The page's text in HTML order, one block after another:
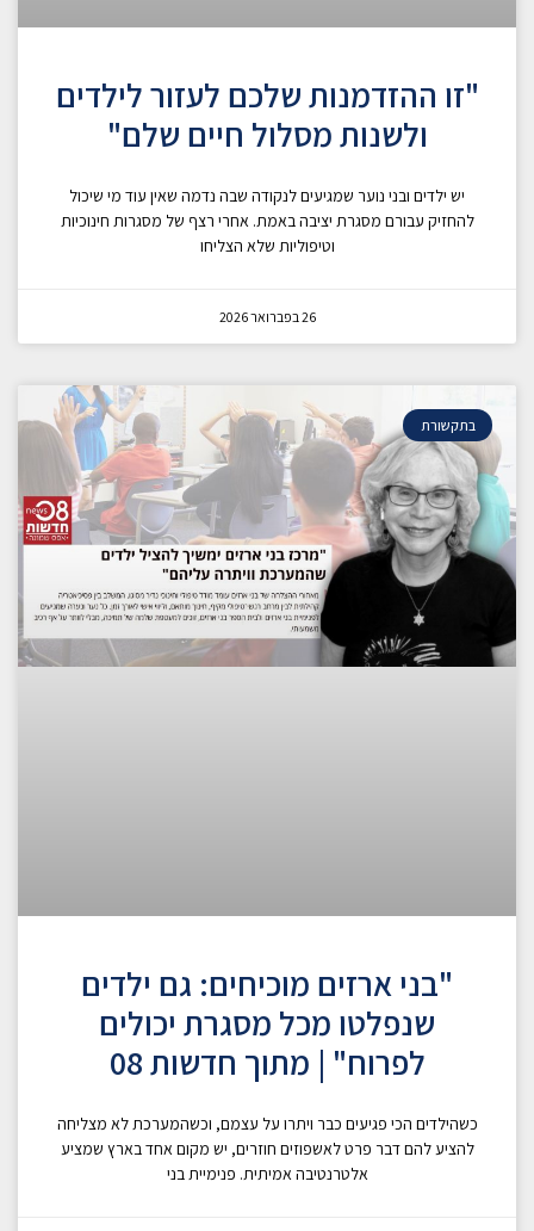
"זו ההזדמנות שלכם לעזור לילדים
ולשנות מסלול חיים שלם"
יש ילדים ובני נוער שמגיעים לנקודה שבה נדמה שאין עוד מי שיכול
להחזיק עבורם מסגרת יציבה באמת. אחרי רצף של מסגרות חינוכיות
וטיפוליות שלא הצליחו
26 בפברואר 2026
בתקשורת
"בני ארזים מוכיחים: גם ילדים
שנפלטו מכל מסגרת יכולים
לפרוח" | מתוך חדשות 08
כשהילדים הכי פגיעים כבר ויתרו על עצמם, וכשהמערכת לא מצליחה
להציע להם דבר פרט לאשפוזים חוזרים, יש מקום אחד בארץ שמציע
אלטרנטיבה אמיתית. פנימיית בני